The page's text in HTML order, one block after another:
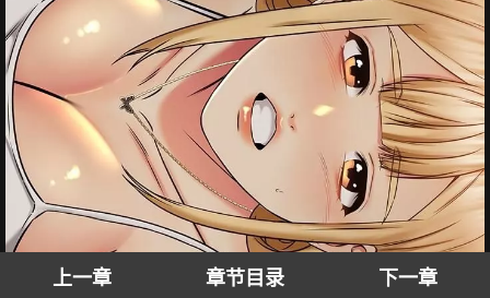
上一章 章节目录 下一章